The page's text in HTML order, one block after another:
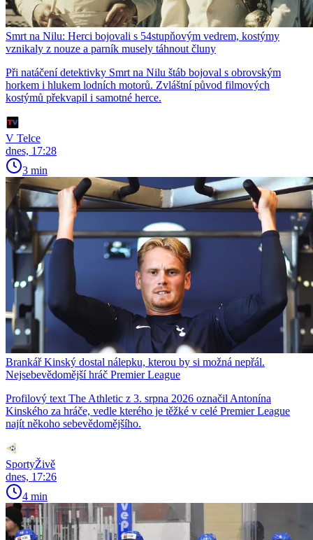
Smrt na Nilu: Herci bojovali s 54stupňovým vedrem, kostýmy
vznikaly z nouze a parník musely táhnout čluny
Při natáčení detektivky Smrt na Nilu štáb bojoval s obrovským
horkem i hlukem lodních motorů. Zvláštní původ filmových
kostýmů překvapil i samotné herce.
V Telce
dnes, 17:28
3 min
Brankář Kinský dostal nálepku, kterou by si možná nepřál.
Nejsebevědomější hráč Premier League
Profilový text The Athletic z 3. srpna 2026 označil Antonína
Kinského za hráče, vedle kterého je těžké v celé Premier League
najít někoho sebevědomějšího.
SportyŽivě
dnes, 17:26
4 min